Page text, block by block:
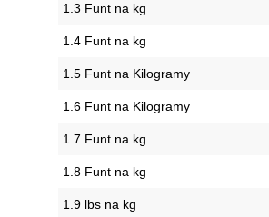
1.3 Funt na kg
1.4 Funt na kg
1.5 Funt na Kilogramy
1.6 Funt na Kilogramy
1.7 Funt na kg
1.8 Funt na kg
1.9 lbs na kg